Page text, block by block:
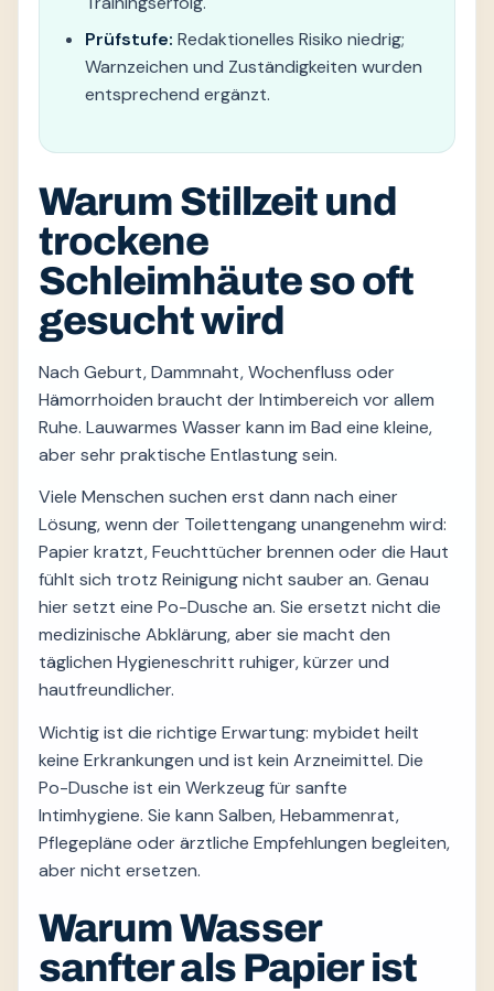
Prüfstufe: Redaktionelles Risiko niedrig;
Warnzeichen und Zuständigkeiten wurden
entsprechend ergänzt.
Warum Stillzeit und
trockene
Schleimhäute so oft
gesucht wird
Nach Geburt, Dammnaht, Wochenfluss oder
Hämorrhoiden braucht der Intimbereich vor allem
Ruhe. Lauwarmes Wasser kann im Bad eine kleine,
aber sehr praktische Entlastung sein.
Viele Menschen suchen erst dann nach einer
Lösung, wenn der Toilettengang unangenehm wird:
Papier kratzt, Feuchttücher brennen oder die Haut
fühlt sich trotz Reinigung nicht sauber an. Genau
hier setzt eine Po-Dusche an. Sie ersetzt nicht die
medizinische Abklärung, aber sie macht den
täglichen Hygieneschritt ruhiger, kürzer und
hautfreundlicher.
Wichtig ist die richtige Erwartung: mybidet heilt
keine Erkrankungen und ist kein Arzneimittel. Die
Po-Dusche ist ein Werkzeug für sanfte
Intimhygiene. Sie kann Salben, Hebammenrat,
Pflegepläne oder ärztliche Empfehlungen begleiten,
aber nicht ersetzen.
Warum Wasser
sanfter als Papier ist